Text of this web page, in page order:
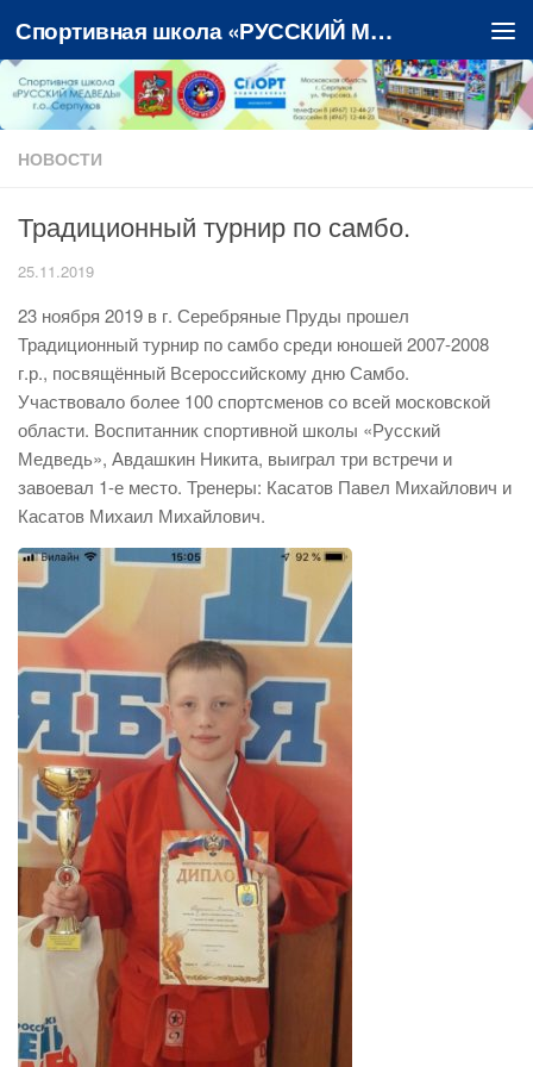
Перейти к содержимому Спортивная школа «РУССКИЙ МЕДВЕДЬ»
НОВОСТИ
Традиционный турнир по самбо.
25.11.2019
23 ноября 2019 в г. Серебряные Пруды прошел
Традиционный турнир по самбо среди юношей 2007-2008
г.р., посвящённый Всероссийскому дню Самбо.
Участвовало более 100 спортсменов со всей московской
области. Воспитанник спортивной школы «Русский
Медведь», Авдашкин Никита, выиграл три встречи и
завоевал 1-е место. Тренеры: Касатов Павел Михайлович и
Касатов Михаил Михайлович.